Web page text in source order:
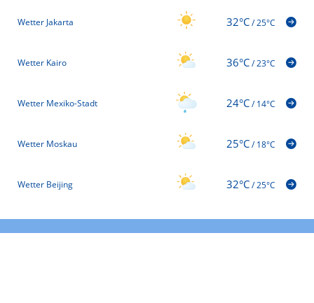
Wetter Jakarta 32°C/25°C
Wetter Kairo 36°C/23°C
Wetter Mexiko-Stadt 24°C/14°C
Wetter Moskau 25°C/18°C
Wetter Beijing 32°C/25°C